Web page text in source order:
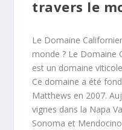
travers le
Le Domaine
monde ? Le Domaine
est un domaine
Ce domaine a été
Matthews en 2007.
vignes dans la Napa
Sonoma et